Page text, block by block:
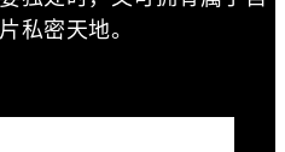
私密天地。